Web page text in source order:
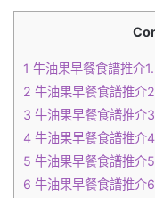
1 牛油果早餐食譜推介
2 牛油果早餐食譜推介
3 牛油果早餐食譜推介
4 牛油果早餐食譜推介
5 牛油果早餐食譜推介
6 牛油果早餐食譜推介